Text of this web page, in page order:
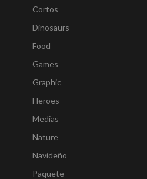
Cortos
Dinosaurs
Food
Games
Graphic
Heroes
Medias
Nature
Navideño
Paquete